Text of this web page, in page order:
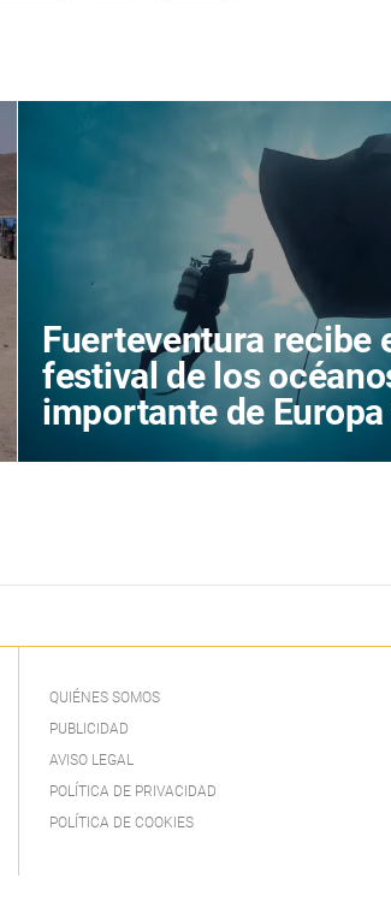
Fuerteventura recibe
festival de los
importante de
conquistar al público
QUIÉNES SOMOS
PUBLICIDAD
AVISO LEGAL
POLÍTICA DE PRIVACIDAD
POLÍTICA DE COOKIES